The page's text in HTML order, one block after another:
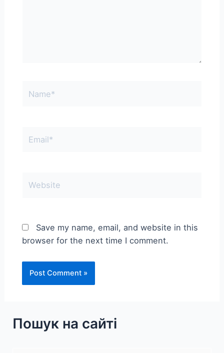
Save my name, email, and website in this
browser for the next time I comment.
Пошук на сайті